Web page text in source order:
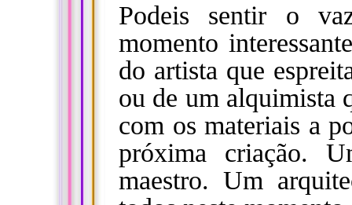
Podeis sentir o
momento
do artista que
ou de um alquimista
com os materiais a
próxima criação.
maestro. Um